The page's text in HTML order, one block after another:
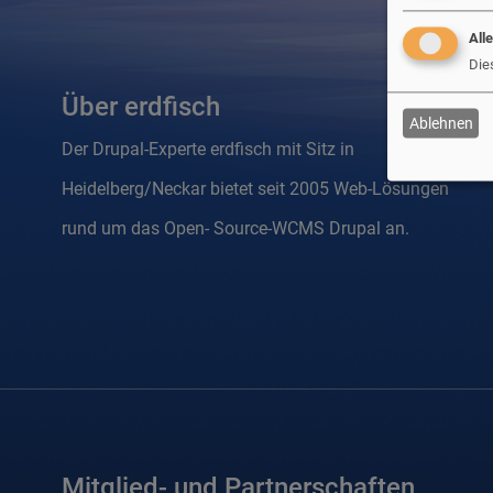
Über erdfisch
Der Drupal-Experte erdfisch mit Sitz in
Heidelberg/Neckar bietet seit 2005 Web-Lösungen
rund um das Open- Source-WCMS Drupal an.
Ablehnen